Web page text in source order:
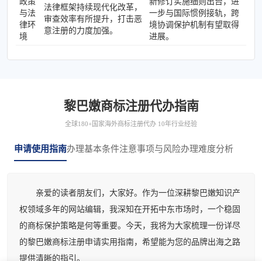
与法
律环
境
法律框架持续现代化改革，
审查效率有所提升，打击恶
意注册的力度加强。
一步与国际惯例接轨，跨
境协调保护机制有望取得
进展。
黎巴嫩商标注册代办指南
全球180+国家海外商标注册代办 10年行业经验
申请使用指南办理基本条件注意事项与风险办理难度分析
亲爱的读者朋友们，大家好。作为一位深耕黎巴嫩知识产
权领域多年的网站编辑，我深知在开拓中东市场时，一个稳固
的商标保护策略是何等重要。今天，我将为大家梳理一份详尽
的黎巴嫩商标注册申请实用指南，希望能为您的品牌出海之路
提供清晰的指引。